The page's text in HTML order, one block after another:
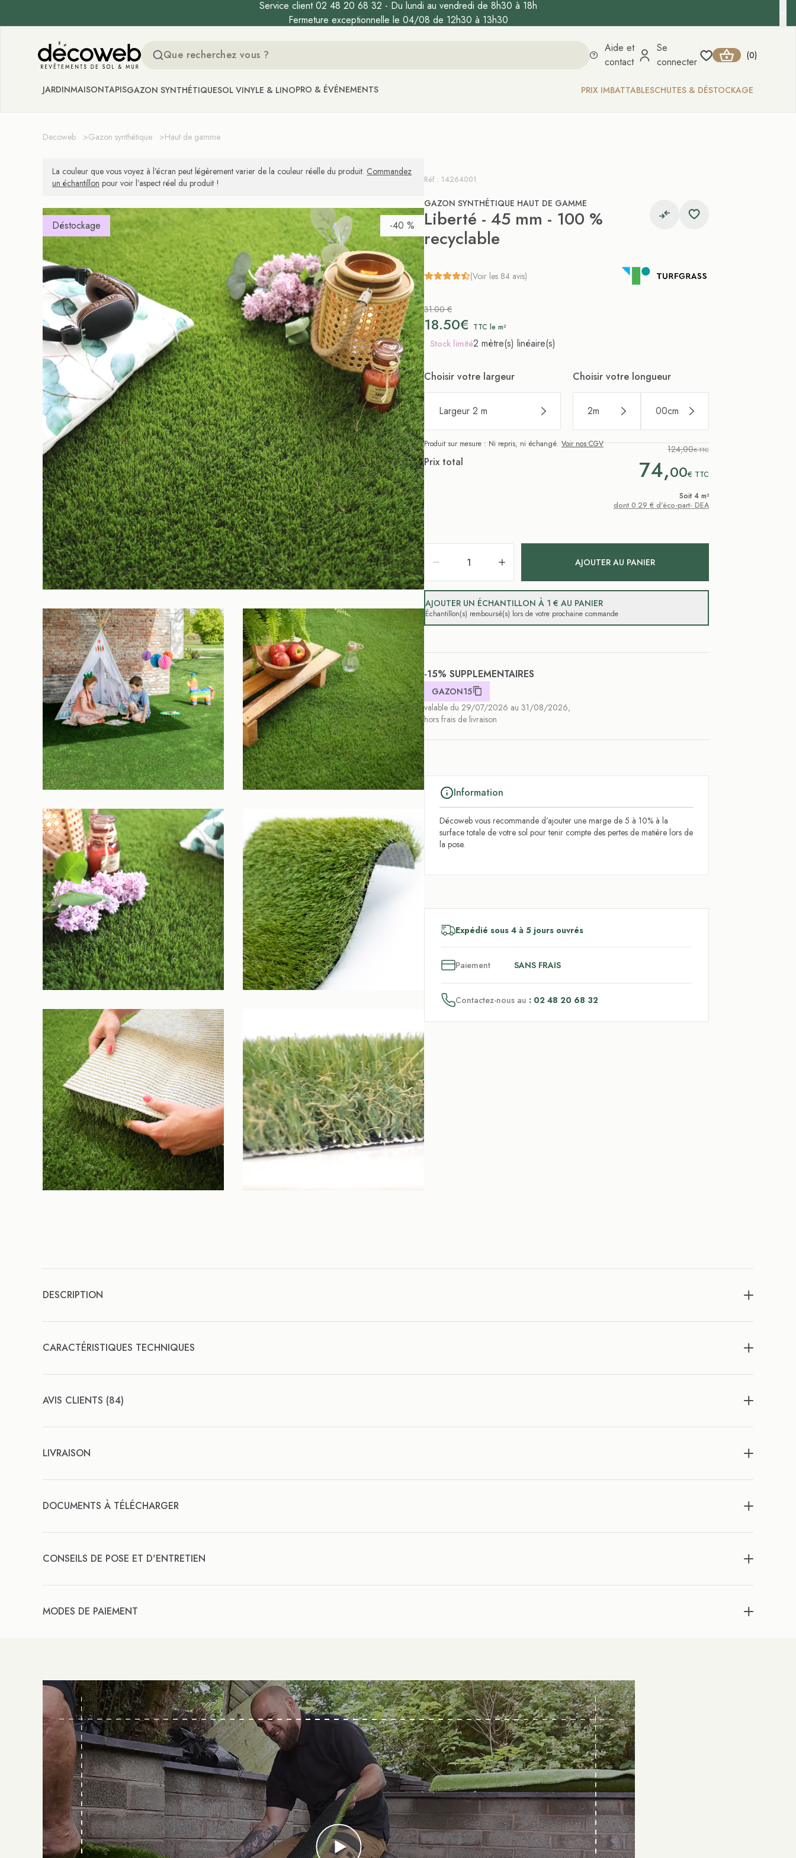
Service client 02 48 20 68 32 - Du lundi au vendredi de 8h30 à 18h
Fermeture exceptionnelle le 04/08 de 12h30 à 13h30
Decoweb
Aide et
contact
Se
connecter
(0)
JARDINMAISONTAPISGAZON SYNTHÉTIQUESOL VINYLE & LINOPRO & ÉVÉNEMENTS PRIX IMBATTABLESCHUTES & DÉSTOCKAGE
Decoweb >Gazon synthétique >Haut de gamme
La couleur que vous voyez à l’écran peut légèrement varier de la couleur réelle du produit. Commandez
un échantillon pour voir l’aspect réel du produit !
Déstockage -40 %
Réf : 14264001
GAZON SYNTHÉTIQUE HAUT DE GAMME
Liberté - 45 mm - 100 %
recyclable
(Voir les 84 avis)
31.00 €
18.50€ TTC le m²
Stock limité2 mètre(s) linéaire(s)
Choisir votre largeur
Largeur 2 m
Choisir votre longueur
2m 00cm
Produit sur mesure : Ni repris, ni échangé.Voir nos CGV
Prix total
124,00€ TTC
74,00€ TTC
Soit 4 m²
dont 0.29 € d'éco-part- DEA
AJOUTER AU PANIER
AJOUTER UN ÉCHANTILLON À 1 € AU PANIER
Échantillon(s) remboursé(s) lors de votre prochaine commande
-15% SUPPLEMENTAIRES
GAZON15
valable du 29/07/2026 au 31/08/2026,
hors frais de livraison
Information
Décoweb vous recommande d’ajouter une marge de 5 à 10% à la
surface totale de votre sol pour tenir compte des pertes de matière lors de
la pose.
Expédié sous 4 à 5 jours ouvrés
Paiement SANS FRAIS
Contactez-nous au : 02 48 20 68 32
DESCRIPTION
CARACTÉRISTIQUES TECHNIQUES
AVIS CLIENTS (84)
LIVRAISON
DOCUMENTS À TÉLÉCHARGER
CONSEILS DE POSE ET D'ENTRETIEN
MODES DE PAIEMENT